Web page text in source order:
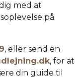
med at
på
, eller send en
, for at
din guide til